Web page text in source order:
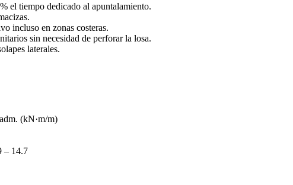
el tiempo dedicado al apuntalamiento.
incluso en zonas costeras.
sin necesidad de perforar la losa.
laterales.
(kN·m/m)
– 14.7